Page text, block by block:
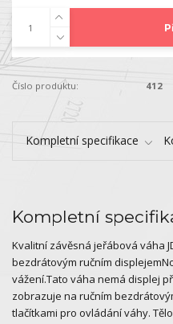
Číslo produktu: 412
Kompletní specifikace
Kompletní
Kvalitní závěsná jeřábová váha
bezdrátovým ručním
vážení.Tato váha nemá displej
zobrazuje na ručním
tlačítkami pro ovládání váhy.